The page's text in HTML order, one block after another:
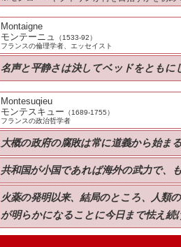
Montaigne
モンテーニュ
（1533-92）
フランスの倫理学者、エッセイスト
名声と平静さは決してベッドをともに
Montesuqieu
モンテスキュー （1689-1755）
フランスの政治哲学者
大概の政府の腐敗は常に道義から始まる
共和国が小国であれば海外の武力で、
火薬の発明以来、結局のところ、人類
が明らかになることに今日まで怯え続